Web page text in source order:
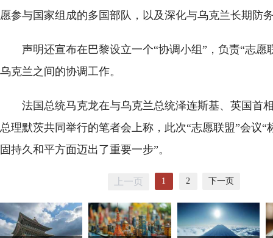
愿参与国家组成的多国部队，以及深化与乌克兰长期防
声明还宣布在巴黎设立一个“协调小组”，负责“志愿
乌克兰之间的协调工作。
法国总统马克龙在与乌克兰总统泽连斯基、英国首
总理默茨共同举行的笔者会上称，此次“志愿联盟”会议“
固持久和平方面迈出了重要一步”。
上一页 1 2 下一页